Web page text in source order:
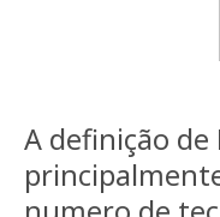
A definição de